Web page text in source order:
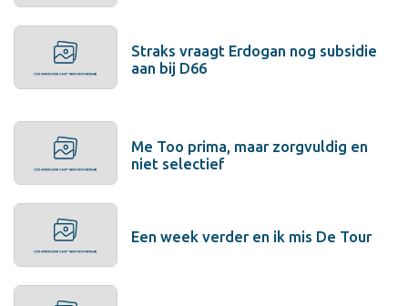
Straks vraagt Erdogan nog subsidie
aan bij D66
Me Too prima, maar zorgvuldig en
niet selectief
Een week verder en ik mis De Tour